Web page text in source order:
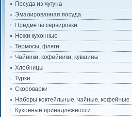
Посуда из чугуна
Эмалированная посуда
Предметы сервировки
Ножи кухонные
Термосы, фляги
Чайники, кофейники, кувшины
Хлебницы
Турки
Скороварки
Наборы коктейльные, чайные, кофейные
Кухонные принадлежности